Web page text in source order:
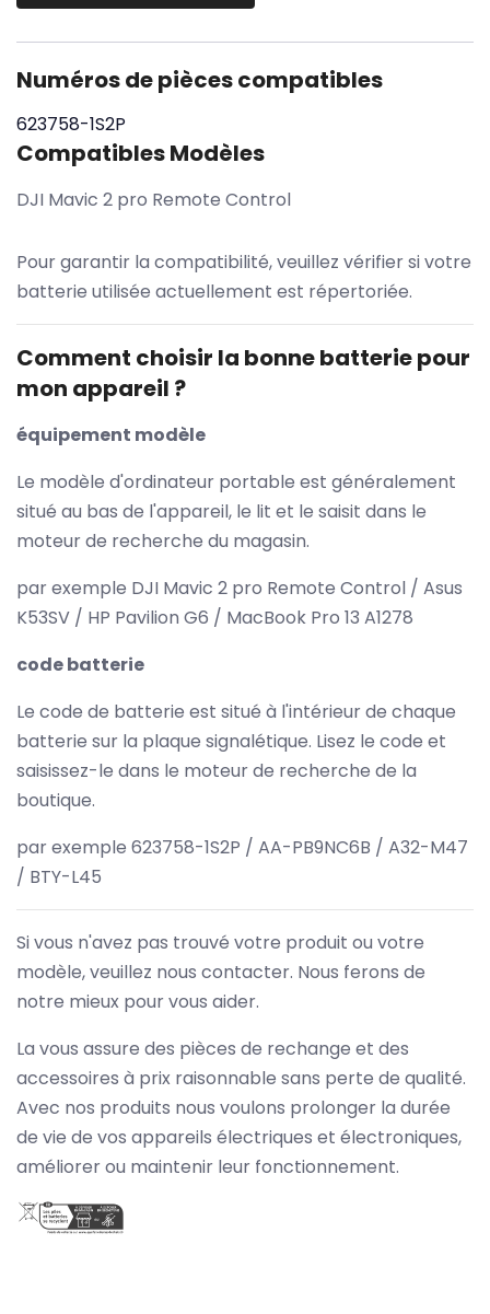
Numéros de pièces compatibles
623758-1S2P
Compatibles Modèles
DJI Mavic 2 pro Remote Control
Pour garantir la compatibilité, veuillez vérifier si votre
batterie utilisée actuellement est répertoriée.
Comment choisir la bonne batterie pour
mon appareil ?
équipement modèle
Le modèle d'ordinateur portable est généralement
situé au bas de l'appareil, le lit et le saisit dans le
moteur de recherche du magasin.
par exemple DJI Mavic 2 pro Remote Control / Asus
K53SV / HP Pavilion G6 / MacBook Pro 13 A1278
code batterie
Le code de batterie est situé à l'intérieur de chaque
batterie sur la plaque signalétique. Lisez le code et
saisissez-le dans le moteur de recherche de la
boutique.
par exemple 623758-1S2P / AA-PB9NC6B / A32-M47
/ BTY-L45
Si vous n'avez pas trouvé votre produit ou votre
modèle, veuillez nous contacter. Nous ferons de
notre mieux pour vous aider.
La vous assure des pièces de rechange et des
accessoires à prix raisonnable sans perte de qualité.
Avec nos produits nous voulons prolonger la durée
de vie de vos appareils électriques et électroniques,
améliorer ou maintenir leur fonctionnement.